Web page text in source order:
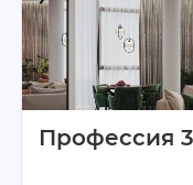
Профессия